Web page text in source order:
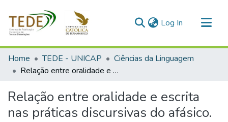
Log In (current)
Communities & Collections
All of DSpace
Home TEDE - UNICAP
Ciências da Linguagem
Relação entre oralidade e escrita nas práticas discursivas do afásico.
Relação entre oralidade e escrita
nas práticas discursivas do afásico.